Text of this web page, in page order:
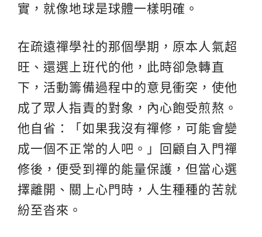
實，就像地球是球體一樣明確。
在疏遠禪學社的那個學期，原本人氣超
旺、還選上班代的他，此時卻急轉直
下，活動籌備過程中的意見衝突，使他
成了眾人指責的對象，內心飽受煎熬。
他自省：「如果我沒有禪修，可能會變
成一個不正常的人吧。」回顧自入門禪
修後，便受到禪的能量保護，但當心選
擇離開、關上心門時，人生種種的苦就
紛至沓來。